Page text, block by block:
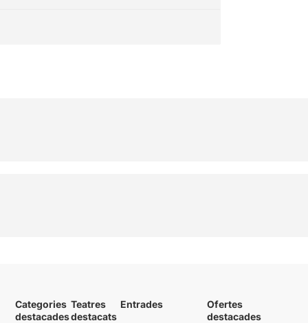
Categories
destacades
Teatres
destacats
Entrades
Ofertes
destacades